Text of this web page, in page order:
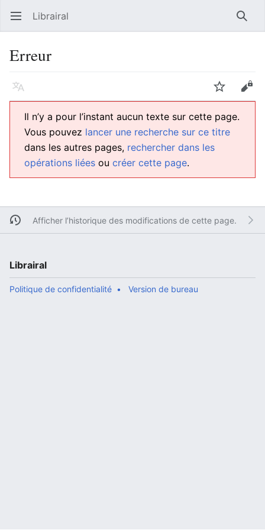
Ouvrir le menu principal Librairal
Erreur
Langue Suivre
Il n’y a pour l’instant aucun texte sur cette page.
Vous pouvez lancer une recherche sur ce titre
dans les autres pages, rechercher dans les
opérations liées ou créer cette page.
Afficher l’historique des modifications de cette page.
Librairal
Politique de confidentialité Version de bureau